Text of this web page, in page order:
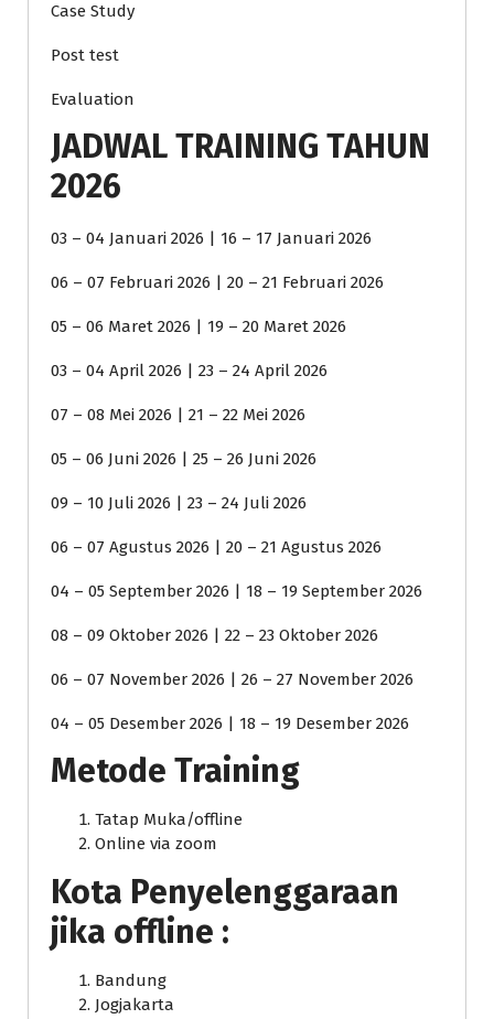
Case Study
Post test
Evaluation
JADWAL TRAINING TAHUN
2026
03 – 04 Januari 2026 | 16 – 17 Januari 2026
06 – 07 Februari 2026 | 20 – 21 Februari 2026
05 – 06 Maret 2026 | 19 – 20 Maret 2026
03 – 04 April 2026 | 23 – 24 April 2026
07 – 08 Mei 2026 | 21 – 22 Mei 2026
05 – 06 Juni 2026 | 25 – 26 Juni 2026
09 – 10 Juli 2026 | 23 – 24 Juli 2026
06 – 07 Agustus 2026 | 20 – 21 Agustus 2026
04 – 05 September 2026 | 18 – 19 September 2026
08 – 09 Oktober 2026 | 22 – 23 Oktober 2026
06 – 07 November 2026 | 26 – 27 November 2026
04 – 05 Desember 2026 | 18 – 19 Desember 2026
Metode Training
Tatap Muka/offline
Online via zoom
Kota Penyelenggaraan
jika offline :
Bandung
Jogjakarta